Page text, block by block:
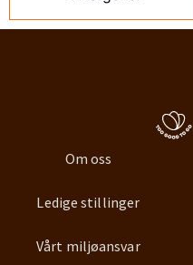
Om oss
Ledige stillinger
Vårt miljøansvar